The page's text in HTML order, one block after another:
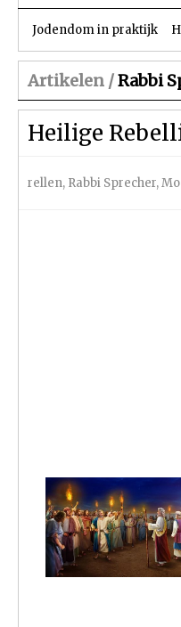
Jodendom in praktijk
Artikelen /Rabbi
Heilige
rellen, Rabbi Sprecher,